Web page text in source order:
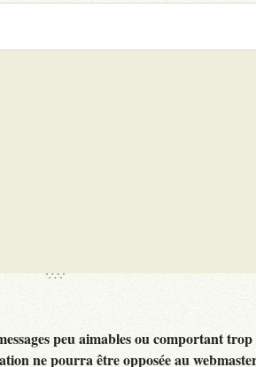
peu aimables ou comportant
ne pourra être opposée au